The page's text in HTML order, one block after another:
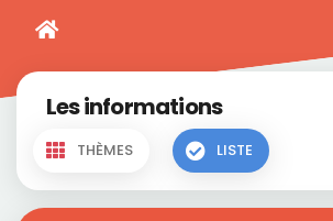
Les informations
THÈMES LISTE